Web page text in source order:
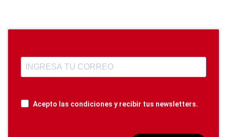
Acepto las condiciones y recibir tus newsletters.